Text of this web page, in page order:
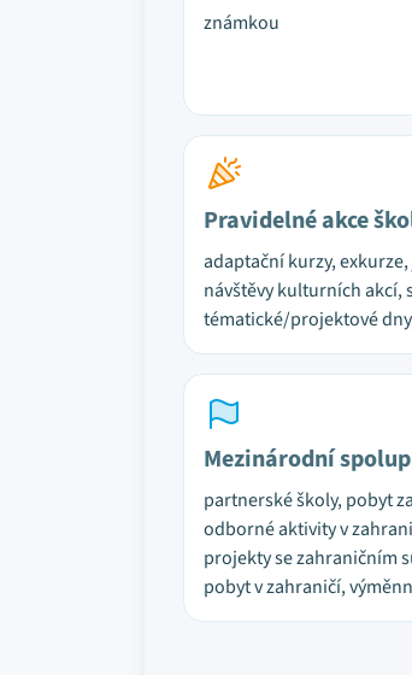
známkou
Pravidelné akce
adaptační kurzy,
návštěvy kulturních akcí,
tématické/projektové
Mezinárodní
partnerské školy, pobyt
odborné aktivity v
projekty se zahraničním
pobyt v zahraničí,